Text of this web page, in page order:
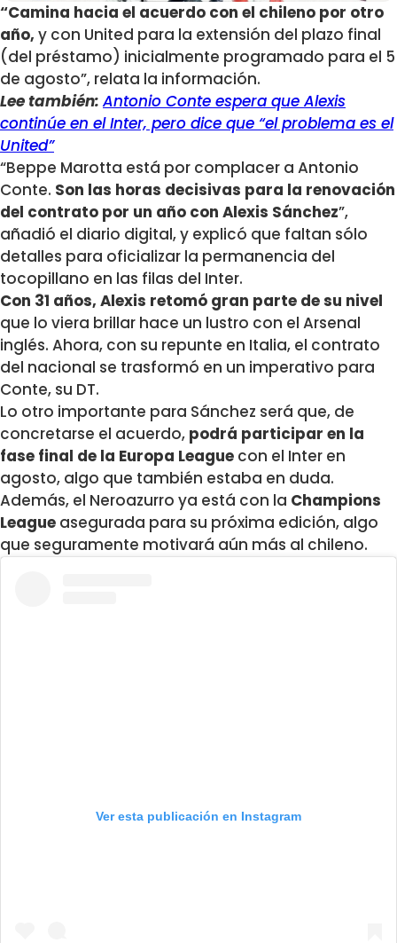
“Camina hacia el acuerdo con el chileno por otro
año, y con United para la extensión del plazo final
(del préstamo) inicialmente programado para el 5
de agosto”, relata la información.
Lee también: Antonio Conte espera que Alexis
continúe en el Inter, pero dice que “el problema es el
United”
“Beppe Marotta está por complacer a Antonio
Conte. Son las horas decisivas para la renovación
del contrato por un año con Alexis Sánchez”,
añadió el diario digital, y explicó que faltan sólo
detalles para oficializar la permanencia del
tocopillano en las filas del Inter.
Con 31 años, Alexis retomó gran parte de su nivel
que lo viera brillar hace un lustro con el Arsenal
inglés. Ahora, con su repunte en Italia, el contrato
del nacional se trasformó en un imperativo para
Conte, su DT.
Lo otro importante para Sánchez será que, de
concretarse el acuerdo, podrá participar en la
fase final de la Europa League con el Inter en
agosto, algo que también estaba en duda.
Además, el Neroazurro ya está con la Champions
League asegurada para su próxima edición, algo
que seguramente motivará aún más al chileno.
Ver esta publicación en Instagram